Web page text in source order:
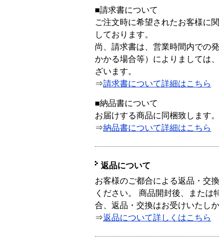
■請求書について
ご注文時に希望されたお客様に
しております。
尚、請求書は、営業時間内での
かかる場合等）によりましては
ざいます。
⇒請求書について詳細はこちら
■納品書について
お届けする商品に同梱致します。
⇒納品書について詳細はこちら
返品について
お客様のご都合による返品・交
ください。 商品開封後、または
合、返品・交換はお受けいたし
⇒返品について詳しくはこちら